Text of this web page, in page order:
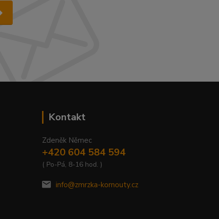
Kontakt
Zdeněk Němec
+420 604 584 594
( Po-Pá, 8-16 hod. )
info@zmrzka-kornouty.cz